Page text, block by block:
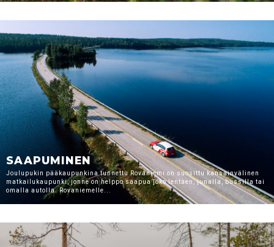
SAAPUMINEN
Joulupukin pääkaupunkina tunnettu Rovaniemi on suosittu kansainvälinen
matkailukaupunki, jonne on helppo saapua joko lentäen, junalla, bussilla tai
omalla autolla. Rovaniemelle...